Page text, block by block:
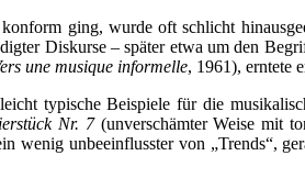
ging, wurde oft schlicht
Diskurse – später etwa um den
une musique informelle, 1961), erntete
typische Beispiele für die
Nr. 7(unverschämter Weise mit
wenig unbeeinflusster von „Trends“,